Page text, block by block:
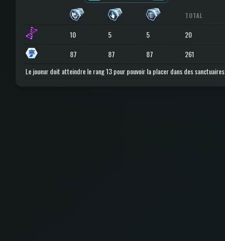
TOTAL
10 5 5
20
87
87 87
261
Le joueur doit atteindre le rang 13 pour pouvoir la placer dans des sanctuaires.